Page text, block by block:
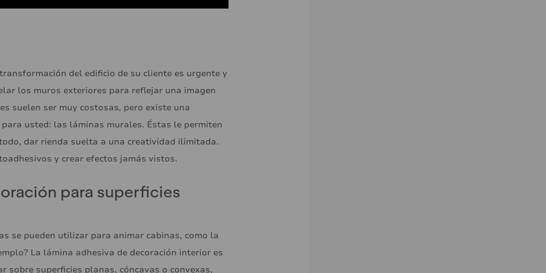
del edificio de su cliente es urgente y
los muros exteriores para reflejar una imagen
suelen ser muy costosas, pero existe una
usted: las láminas murales. Éstas le permiten
dar rienda suelta a una creatividad ilimitada.
y crear efectos jamás vistos.
para superficies
se pueden utilizar para animar cabinas, como la
La lámina adhesiva de decoración interior es
sobre superficies planas, cóncavas o convexas,